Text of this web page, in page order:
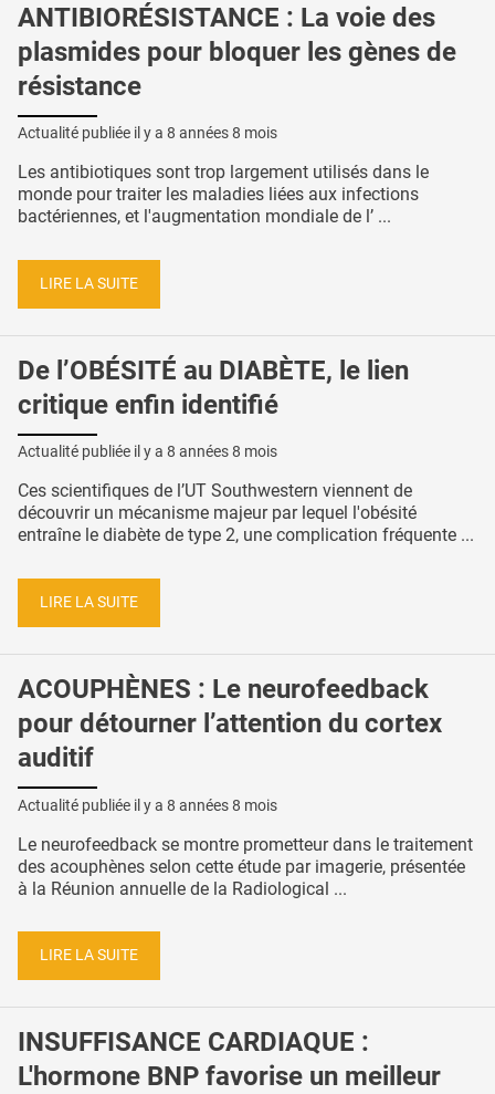
ANTIBIORÉSISTANCE : La voie des
plasmides pour bloquer les gènes de
résistance
Actualité publiée il y a 8 années 8 mois
Les antibiotiques sont trop largement utilisés dans le
monde pour traiter les maladies liées aux infections
bactériennes, et l'augmentation mondiale de l’ ...
LIRE LA SUITE
De l’OBÉSITÉ au DIABÈTE, le lien
critique enfin identifié
Actualité publiée il y a 8 années 8 mois
Ces scientifiques de l’UT Southwestern viennent de
découvrir un mécanisme majeur par lequel l'obésité
entraîne le diabète de type 2, une complication fréquente ...
LIRE LA SUITE
ACOUPHÈNES : Le neurofeedback
pour détourner l’attention du cortex
auditif
Actualité publiée il y a 8 années 8 mois
Le neurofeedback se montre prometteur dans le traitement
des acouphènes selon cette étude par imagerie, présentée
à la Réunion annuelle de la Radiological ...
LIRE LA SUITE
INSUFFISANCE CARDIAQUE :
L'hormone BNP favorise un meilleur